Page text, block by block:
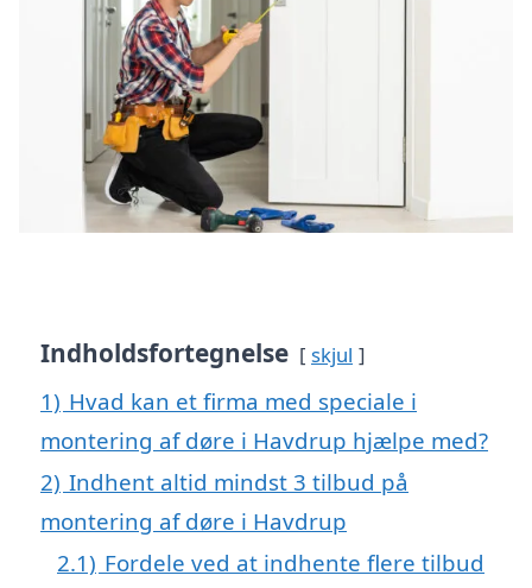
Indholdsfortegnelse skjul
1) Hvad kan et firma med speciale i
montering af døre i Havdrup hjælpe med?
2) Indhent altid mindst 3 tilbud på
montering af døre i Havdrup
2.1) Fordele ved at indhente flere tilbud